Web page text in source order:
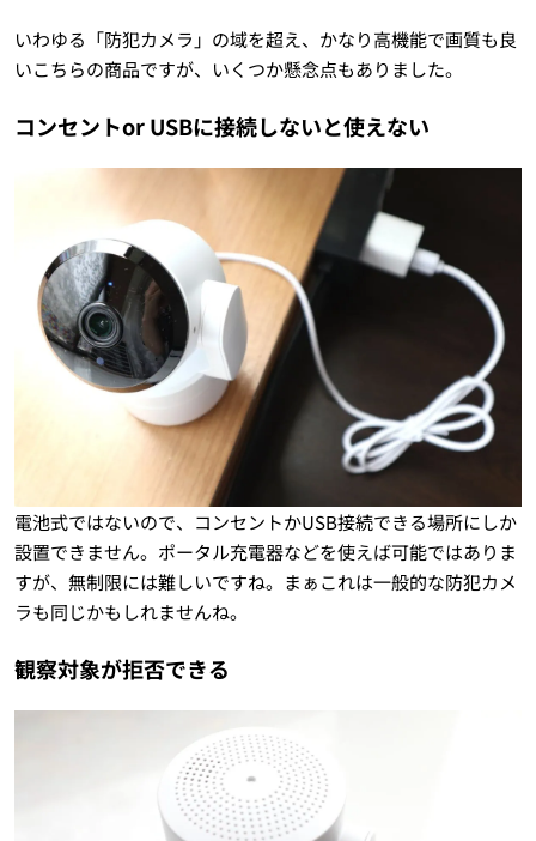
いわゆる「防犯カメラ」の域を超え、かなり高機能で画質も良
いこちらの商品ですが、いくつか懸念点もありました。
コンセントor USBに接続しないと使えない
電池式ではないので、コンセントかUSB接続できる場所にしか
設置できません。ポータル充電器などを使えば可能ではありま
すが、無制限には難しいですね。まぁこれは一般的な防犯カメ
ラも同じかもしれませんね。
観察対象が拒否できる